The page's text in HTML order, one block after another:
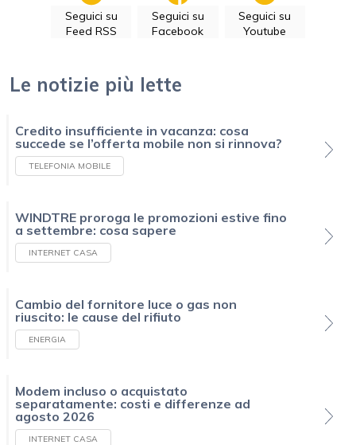
Seguici su
Feed RSS
Seguici su
Facebook
Seguici su
Youtube
Le notizie più lette
Credito insufficiente in vacanza: cosa
succede se l’offerta mobile non si rinnova?
TELEFONIA MOBILE
WINDTRE proroga le promozioni estive fino
a settembre: cosa sapere
INTERNET CASA
Cambio del fornitore luce o gas non
riuscito: le cause del rifiuto
ENERGIA
Modem incluso o acquistato
separatamente: costi e differenze ad
agosto 2026
INTERNET CASA